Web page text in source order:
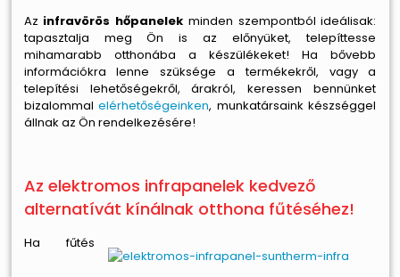
Az infravörös hőpanelek minden szempontból ideálisak:
tapasztalja meg Ön is az előnyüket, telepíttesse
mihamarabb otthonába a készülékeket! Ha bővebb
információkra lenne szüksége a termékekről, vagy a
telepítési lehetőségekről, árakról, keressen bennünket
bizalommalelérhetőségeinken, munkatársaink készséggel
állnak az Ön rendelkezésére!
Az elektromos infrapanelek kedvező
alternatívát kínálnak otthona fűtéséhez!
Ha fűtés